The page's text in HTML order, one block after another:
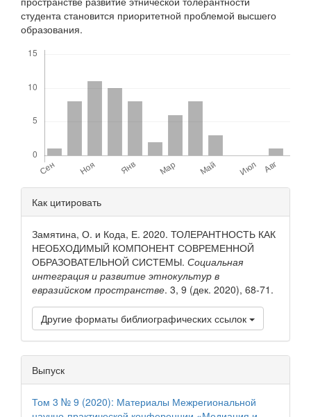
студента становится приоритетной проблемой высшего
образования.
Детали
статьи
Как цитировать
Замятина, О. и Кода, Е. 2020. ТОЛЕРАНТНОСТЬ КАК
НЕОБХОДИМЫЙ КОМПОНЕНТ СОВРЕМЕННОЙ
ОБРАЗОВАТЕЛЬНОЙ СИСТЕМЫ. Социальная
интеграция и развитие этнокультур в
евразийском пространстве. 3, 9 (дек. 2020), 68-71.
Другие форматы библиографических ссылок
Выпуск
Том 3 № 9 (2020): Материалы Межрегиональной